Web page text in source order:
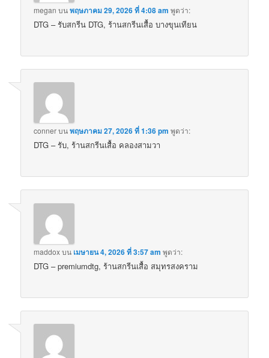
megan บนพฤษภาคม 29, 2026 ที่ 4:08 am พูดว่า:
DTG – รับสกรีน DTG, ร้านสกรีนเสื้อ บางขุนเทียน
connerบนพฤษภาคม 27, 2026 ที่ 1:36 pm พูดว่า:
DTG – รับ, ร้านสกรีนเสื้อ คลองสามวา
maddoxบน เมษายน 4, 2026 ที่ 3:57 am พูดว่า:
DTG – premiumdtg, ร้านสกรีนเสื้อ สมุทรสงคราม